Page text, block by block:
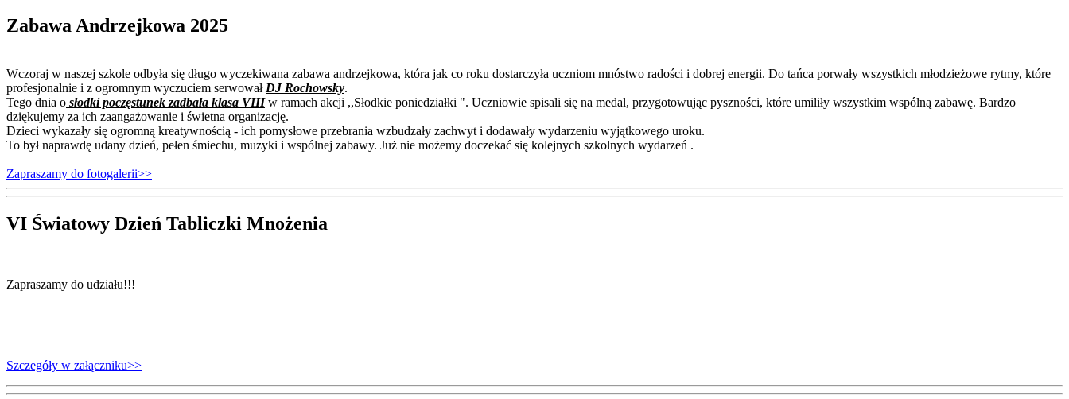
Zabawa Andrzejkowa 2025
Wczoraj w naszej szkole odbyła się długo wyczekiwana zabawa andrzejkowa, która jak co roku dostarczyła uczniom mnóstwo radości i dobrej energii. Do tańca porwały wszystkich młodzieżowe rytmy, które
profesjonalnie i z ogromnym wyczuciem serwował DJ Rochowsky.
Tego dnia o słodki poczęstunek zadbała klasa VIIIw ramach akcji ,,Słodkie poniedziałki ". Uczniowie spisali się na medal, przygotowując pyszności, które umiliły wszystkim wspólną zabawę. Bardzo
dziękujemy za ich zaangażowanie i świetna organizację.
Dzieci wykazały się ogromną kreatywnością - ich pomysłowe przebrania wzbudzały zachwyt i dodawały wydarzeniu wyjątkowego uroku.
To był naprawdę udany dzień, pełen śmiechu, muzyki i wspólnej zabawy. Już nie możemy doczekać się kolejnych szkolnych wydarzeń .
Zapraszamy do fotogalerii>>
VI Światowy Dzień Tabliczki Mnożenia
Zapraszamy do udziału!!!
Szczegóły w załączniku>>